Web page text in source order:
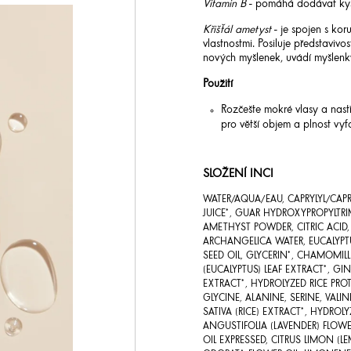
Vitamin B- pomáhá dodávat
Křišťál ametyst- je spojen s
vlastnostmi. Posiluje
nových myšlenek, uvádí
Použití
Rozčešte mokré vlasy a
pro větší objem a plnost
SLOŽENÍ INCI
WATER/AQUA/EAU, CAPRYLYL/
JUICE*, GUAR
AMETHYST POWDER, CITRIC
ARCHANGELICA WATER,
SEED OIL, GLYCERIN*,
(EUCALYPTUS) LEAF EXTRACT*,
EXTRACT*, HYDROLYZED RICE
GLYCINE, ALANINE, SERINE,
SATIVA (RICE) EXTRACT*,
ANGUSTIFOLIA (LAVENDER)
OIL EXPRESSED, CITRUS LIMON